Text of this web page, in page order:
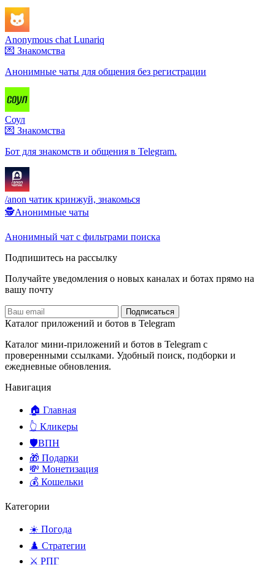
Anonymous chat Lunariq
💌 Знакомства
Анонимные чаты для общения без регистрации
Соул
💌 Знакомства
Бот для знакомств и общения в Telegram.
‎/anon чатик кринжуй, знакомься
🕵️Анонимные чаты
Анонимный чат с фильтрами поиска
Подпишитесь на рассылку
Получайте уведомления о новых каналах и ботаx прямо на
вашу почту
Подписаться
Каталог приложений и ботов в Telegram
Каталог мини-приложений и ботов в Telegram с
проверенными ссылками. Удобный поиск, подборки и
ежедневные обновления.
Навигация
🏠 Главная
👆 Кликеры
🛡️ВПН
🎁 Подарки
💸 Монетизация
💰 Кошельки
Категории
☀️ Погода
♟️ Стратегии
⚔️ РПГ